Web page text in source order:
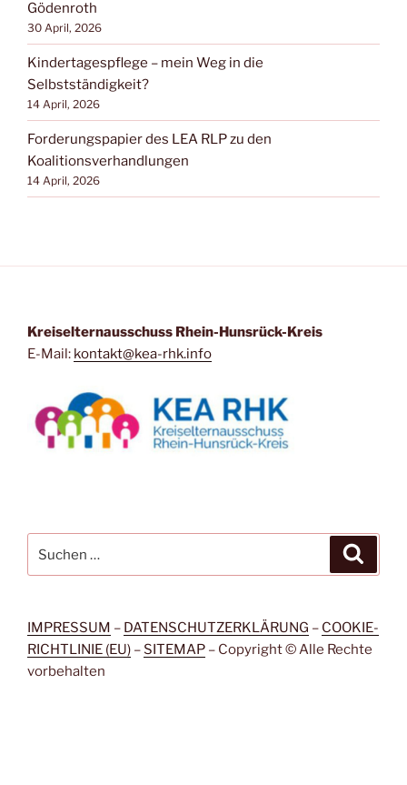
Gödenroth
30 April, 2026
Kindertagespflege – mein Weg in die
Selbstständigkeit?
14 April, 2026
Forderungspapier des LEA RLP zu den
Koalitionsverhandlungen
14 April, 2026
Kreiselternausschuss Rhein-Hunsrück-Kreis
E-Mail: kontakt@kea-rhk.info
nach:
IMPRESSUM – DATENSCHUTZERKLÄRUNG – COOKIE-
RICHTLINIE (EU) – SITEMAP – Copyright © Alle Rechte
vorbehalten